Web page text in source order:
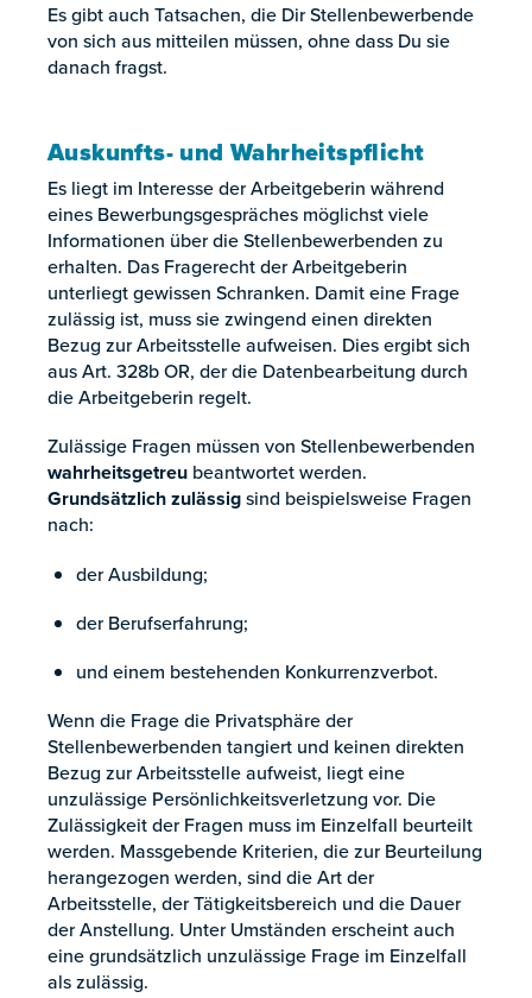
Es gibt auch Tatsachen, die Dir Stellenbewerbende
von sich aus mitteilen müssen, ohne dass Du sie
danach fragst.
Auskunfts- und Wahrheitspflicht
Es liegt im Interesse der Arbeitgeberin während
eines Bewerbungsgespräches möglichst viele
Informationen über die Stellenbewerbenden zu
erhalten. Das Fragerecht der Arbeitgeberin
unterliegt gewissen Schranken. Damit eine Frage
zulässig ist, muss sie zwingend einen direkten
Bezug zur Arbeitsstelle aufweisen. Dies ergibt sich
aus Art. 328b OR, der die Datenbearbeitung durch
die Arbeitgeberin regelt.
Zulässige Fragen müssen von Stellenbewerbenden
wahrheitsgetreu beantwortet werden.
Grundsätzlich zulässigsind beispielsweise Fragen
nach:
der Ausbildung;
der Berufserfahrung;
und einem bestehenden Konkurrenzverbot.
Wenn die Frage die Privatsphäre der
Stellenbewerbenden tangiert und keinen direkten
Bezug zur Arbeitsstelle aufweist, liegt eine
unzulässige Persönlichkeitsverletzung vor. Die
Zulässigkeit der Fragen muss im Einzelfall beurteilt
werden. Massgebende Kriterien, die zur Beurteilung
herangezogen werden, sind die Art der
Arbeitsstelle, der Tätigkeitsbereich und die Dauer
der Anstellung. Unter Umständen erscheint auch
eine grundsätzlich unzulässige Frage im Einzelfall
als zulässig.